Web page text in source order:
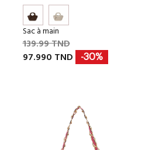
Sac à main
139.99 TND
97.990 TND
-30%